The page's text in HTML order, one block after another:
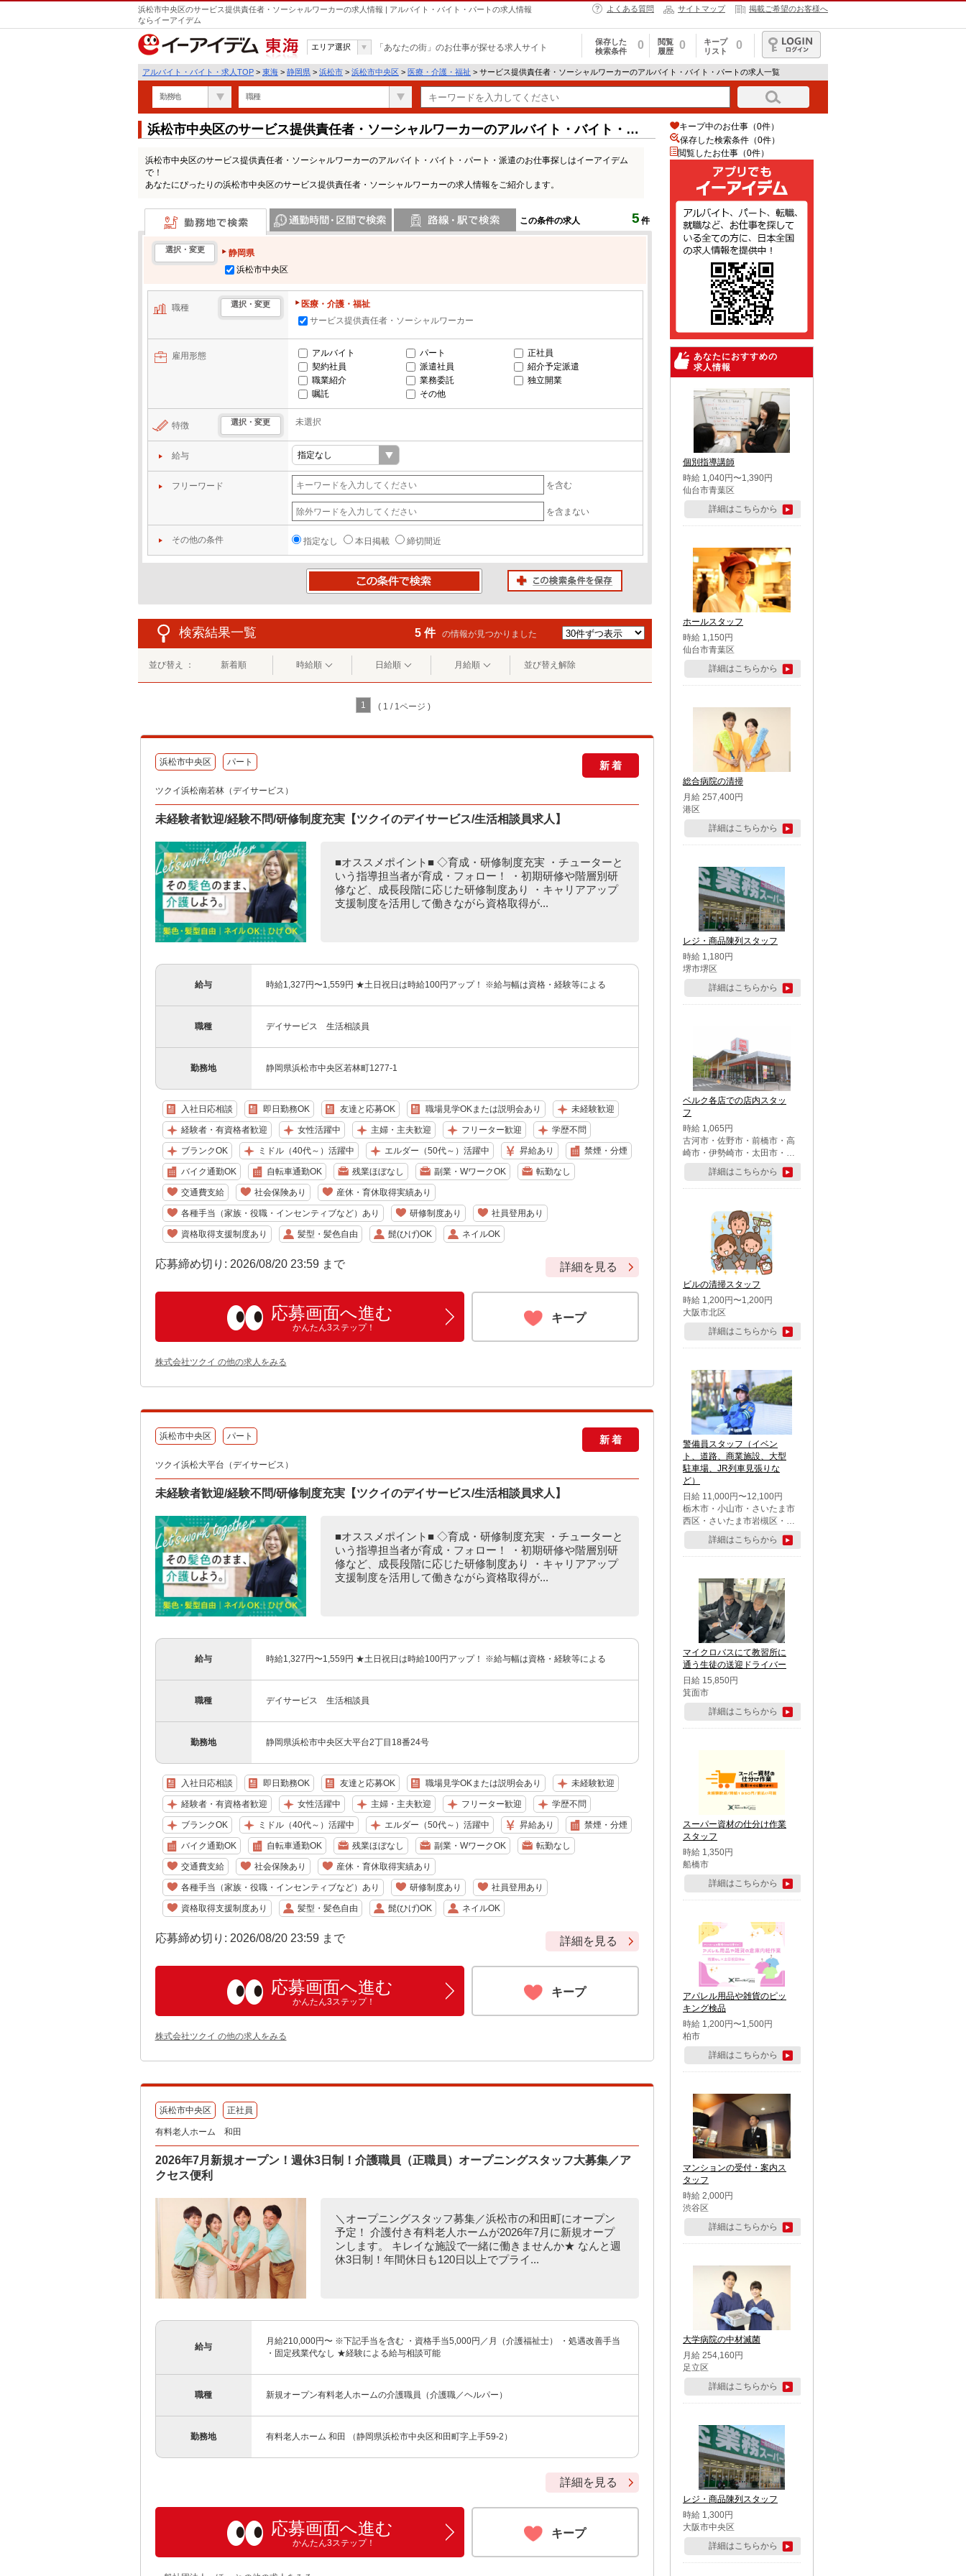
浜松市中央区のサービス提供責任者・ソーシャルワーカーの求人情報 | アルバイト・バイト・パートの求人情報
ならイーアイデム
よくある質問 サイトマップ 掲載ご希望のお客様へ
東海
エリア選択 「あなたの街」のお仕事が探せる求人サイト
保存した
検索条件
0
閲覧
履歴
0
キープ
リスト
0
ログイン
アルバイト・バイト・求人TOP > 東海 > 静岡県 > 浜松市 > 浜松市中央区 > 医療・介護・福祉 > サービス提供責任者・ソーシャルワーカーのアルバイト・バイト・パートの求人一覧
勤務地 職種
浜松市中央区のサービス提供責任者・ソーシャルワーカーのアルバイト・バイト・パ
浜松市中央区のサービス提供責任者・ソーシャルワーカーのアルバイト・バイト・パート・派遣のお仕事探しはイーアイデム
で！
あなたにぴったりの浜松市中央区のサービス提供責任者・ソーシャルワーカーの求人情報をご紹介します。
この条件の求人 5 件
勤務地で検索
選択・変更
静岡県
浜松市中央区
職種 選択・変更
医療・介護・福祉
サービス提供責任者・ソーシャルワーカー
雇用形態 アルバイト パート
正社員
契約社員
派遣社員
紹介予定派遣
職業紹介
業務委託
独立開業
嘱託
その他
特徴 選択・変更 未選択
給与
フリーワード を含む
を含まない
その他の条件 指定なし 本日掲載 締切間近
検索結果一覧 5 件 の情報が見つかりました
並び替え ： 新着順 時給順 日給順 月給順 並び替え解除
1 ( 1 / 1ページ )
浜松市中央区 パート 新着
ツクイ浜松南若林（デイサービス）
未経験者歓迎/経験不問/研修制度充実【ツクイのデイサービス/生活相談員求人】
■オススメポイント■ ◇育成・研修制度充実 ・チューターと
いう指導担当者が育成・フォロー！ ・初期研修や階層別研
修など、成長段階に応じた研修制度あり ・キャリアアップ
支援制度を活用して働きながら資格取得が...
給与 時給1,327円〜1,559円 ★土日祝日は時給100円アップ！ ※給与幅は資格・経験等による
職種 デイサービス 生活相談員
勤務地 静岡県浜松市中央区若林町1277-1
入社日応相談 即日勤務OK 友達と応募OK 職場見学OKまたは説明会あり 未経験歓迎
経験者・有資格者歓迎 女性活躍中 主婦・主夫歓迎 フリーター歓迎 学歴不問
ブランクOK ミドル（40代～）活躍中 エルダー（50代～）活躍中 昇給あり 禁煙・分煙
バイク通勤OK 自転車通勤OK 残業ほぼなし 副業・WワークOK 転勤なし
交通費支給 社会保険あり 産休・育休取得実績あり
各種手当（家族・役職・インセンティブなど）あり 研修制度あり 社員登用あり
資格取得支援制度あり 髪型・髪色自由 髭(ひげ)OK ネイルOK
応募締め切り: 2026/08/20 23:59 まで 詳細を見る
応募画面へ進む
かんたん3ステップ！
キープ
株式会社ツクイ の他の求人をみる
浜松市中央区 パート 新着
ツクイ浜松大平台（デイサービス）
未経験者歓迎/経験不問/研修制度充実【ツクイのデイサービス/生活相談員求人】
■オススメポイント■ ◇育成・研修制度充実 ・チューターと
いう指導担当者が育成・フォロー！ ・初期研修や階層別研
修など、成長段階に応じた研修制度あり ・キャリアアップ
支援制度を活用して働きながら資格取得が...
給与 時給1,327円〜1,559円 ★土日祝日は時給100円アップ！ ※給与幅は資格・経験等による
職種 デイサービス 生活相談員
勤務地 静岡県浜松市中央区大平台2丁目18番24号
入社日応相談 即日勤務OK 友達と応募OK 職場見学OKまたは説明会あり 未経験歓迎
経験者・有資格者歓迎 女性活躍中 主婦・主夫歓迎 フリーター歓迎 学歴不問
ブランクOK ミドル（40代～）活躍中 エルダー（50代～）活躍中 昇給あり 禁煙・分煙
バイク通勤OK 自転車通勤OK 残業ほぼなし 副業・WワークOK 転勤なし
交通費支給 社会保険あり 産休・育休取得実績あり
各種手当（家族・役職・インセンティブなど）あり 研修制度あり 社員登用あり
資格取得支援制度あり 髪型・髪色自由 髭(ひげ)OK ネイルOK
応募締め切り: 2026/08/20 23:59 まで 詳細を見る
応募画面へ進む
かんたん3ステップ！
キープ
株式会社ツクイ の他の求人をみる
浜松市中央区 正社員
有料老人ホーム 和田
2026年7月新規オープン！週休3日制！介護職員（正職員）オープニングスタッフ大募集／ア
クセス便利
＼オープニングスタッフ募集／浜松市の和田町にオープン
予定！ 介護付き有料老人ホームが2026年7月に新規オープ
ンします。 キレイな施設で一緒に働きませんか★ なんと週
休3日制！年間休日も120日以上でプライ...
給与
月給210,000円〜 ※下記手当を含む ・資格手当5,000円／月（介護福祉士） ・処遇改善手当
・固定残業代なし ★経験による給与相談可能
職種 新規オープン有料老人ホームの介護職員（介護職／ヘルパー）
勤務地 有料老人ホーム 和田 （静岡県浜松市中央区和田町字上手59-2）
詳細を見る
応募画面へ進む
かんたん3ステップ！
キープ
キープ中のお仕事（0件）
保存した検索条件（0件）
閲覧したお仕事（0件）
あなたにおすすめの
求人情報
個別指導講師
時給 1,040円〜1,390円
仙台市青葉区
詳細はこちらから
ホールスタッフ
時給 1,150円
仙台市青葉区
詳細はこちらから
総合病院の清掃
月給 257,400円
港区
詳細はこちらから
レジ・商品陳列スタッフ
時給 1,180円
堺市堺区
詳細はこちらから
ベルク各店での店内スタッ
フ
時給 1,065円
古河市・佐野市・前橋市・高
崎市・伊勢崎市・太田市・館
林市・藤岡市・大泉町・さい
たま市北区・川越市・熊谷
市・行田市・秩父市・所沢
市・鶴ケ島市・千葉市中央
区・市川市・松戸市・習志野
市・柏市・流山市・八千代
市・足立区・江戸川区・八王
子市・町田市
詳細はこちらから
ビルの清掃スタッフ
時給 1,200円〜1,200円
大阪市北区
詳細はこちらから
警備員スタッフ（イベン
ト、道路、商業施設、大型
駐車場、JR列車見張りな
ど）
日給 11,000円〜12,100円
栃木市・小山市・さいたま市
西区・さいたま市岩槻区・久
喜市・蓮田市
詳細はこちらから
マイクロバスにて教習所に
通う生徒の送迎ドライバー
日給 15,850円
箕面市
詳細はこちらから
スーパー資材の仕分け作業
スタッフ
時給 1,350円
船橋市
詳細はこちらから
アパレル用品や雑貨のピッ
キング検品
時給 1,200円〜1,500円
柏市
詳細はこちらから
マンションの受付・案内ス
タッフ
時給 2,000円
渋谷区
詳細はこちらから
大学病院の中材滅菌
月給 254,160円
足立区
詳細はこちらから
レジ・商品陳列スタッフ
時給 1,300円
大阪市中央区
詳細はこちらから